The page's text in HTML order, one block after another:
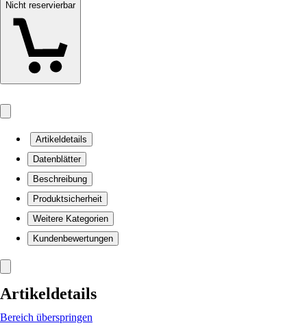
Nicht reservierbar
Artikeldetails
Datenblätter
Beschreibung
Produktsicherheit
Weitere Kategorien
Kundenbewertungen
Artikeldetails
Bereich überspringen